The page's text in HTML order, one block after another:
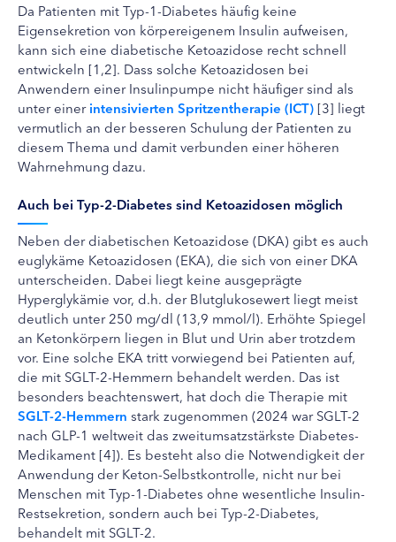
Da Patienten mit Typ-1-Diabetes häufig keine
Eigensekretion von körpereigenem Insulin aufweisen,
kann sich eine diabetische Ketoazidose recht schnell
entwickeln [1,2]. Dass solche Ketoazidosen bei
Anwendern einer Insulinpumpe nicht häufiger sind als
unter einerintensivierten Spritzentherapie (ICT)[3] liegt
vermutlich an der besseren Schulung der Patienten zu
diesem Thema und damit verbunden einer höheren
Wahrnehmung dazu.
Auch bei Typ-2-Diabetes sind Ketoazidosen möglich
Neben der diabetischen Ketoazidose (DKA) gibt es auch
euglykäme Ketoazidosen (EKA), die sich von einer DKA
unterscheiden. Dabei liegt keine ausgeprägte
Hyperglykämie vor, d.h. der Blutglukosewert liegt meist
deutlich unter 250 mg/dl (13,9 mmol/l). Erhöhte Spiegel
an Ketonkörpern liegen in Blut und Urin aber trotzdem
vor. Eine solche EKA tritt vorwiegend bei Patienten auf,
die mit SGLT-2-Hemmern behandelt werden. Das ist
besonders beachtenswert, hat doch die Therapie mit
SGLT-2-Hemmern stark zugenommen (2024 war SGLT-2
nach GLP-1 weltweit das zweitumsatzstärkste Diabetes-
Medikament [4]). Es besteht also die Notwendigkeit der
Anwendung der Keton-Selbstkontrolle, nicht nur bei
Menschen mit Typ-1-Diabetes ohne wesentliche Insulin-
Restsekretion, sondern auch bei Typ-2-Diabetes,
behandelt mit SGLT-2.